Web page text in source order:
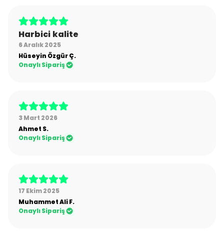
Harbici kalite
6 Aralık 2025
Hüseyin ÖzgürÇ.
Onaylı Sipariş
3 Mart 2026
Ahmet S.
Onaylı Sipariş
17 Ekim 2025
Muhammet AliF.
Onaylı Sipariş